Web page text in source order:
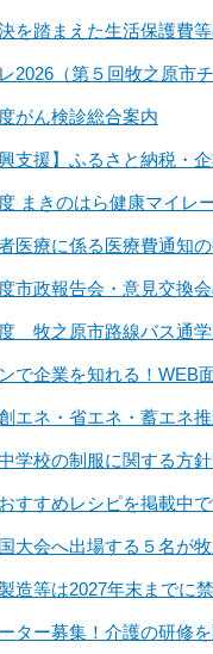
を踏まえた生活保護費
2026（第５回牧之原市
がん検診総合案内
興支援】ふるさと納税・
まきのはら健康マイレ
医療に係る医療費通知
市政報告会・意見交換
牧之原市路線バス通
で企業を知れる！WEB
エネ・省エネ・蓄エネ
学校の制服に関する方
すすめレシピを掲載中で
大会へ出場する５名が
造等は2027年末までに
ター募集！介護の研修